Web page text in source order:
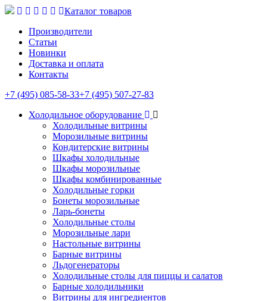
Каталог товаров
Производители
Статьи
Новинки
Доставка и оплата
Контакты
+7 (495) 085-58-33+7 (495) 507-27-83
Холодильное оборудование
Холодильные витрины
Морозильные витрины
Кондитерские витрины
Шкафы холодильные
Шкафы морозильные
Шкафы комбинированные
Холодильные горки
Бонеты морозильные
Ларь-бонеты
Холодильные столы
Морозильные лари
Настольные витрины
Барные витрины
Льдогенераторы
Холодильные столы для пиццы и салатов
Барные холодильники
Витрины для ингредиентов